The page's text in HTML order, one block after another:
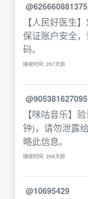
@626660881375
【人民好医生
保证账户安全
码。
接收时间: 267天前
@905381627095
【咪咕音乐】
钟)，请勿泄露
略此信息。
接收时间: 268天前
@10695429